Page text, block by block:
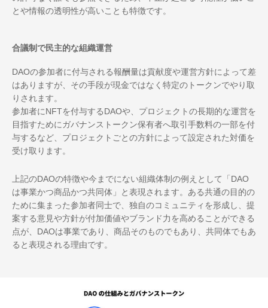
とや情報の透明性が高いことも特徴です。
合議制で民主的な組織運営
DAOの参加者に付与される報酬量は貢献度や運営方針によって差
はありますが、その手段が現金ではなく特定のトークンでやり取
りされます。
参加者にNFTを付与するDAOや、プロジェクトの長期的な運営を
目指すためにガバナンストークン保有者へ取引手数料の一部を付
与するなど、プロジェクトごとの方針によって設定された対価を
受け取ります。
上記のDAOの特徴や今までにない組織体制の例えとして「DAO
は事業かつ商品かつ共同体」と表現されます。ある共通の目的の
ために集まった参加者同士で、独自のコミュニティを形成し、提
案する意見や方針が付加価値やブランド力を高めることができる
点が、DAOは事業であり、商品そのものでもあり、共同体でもあ
ると表現される理由です。